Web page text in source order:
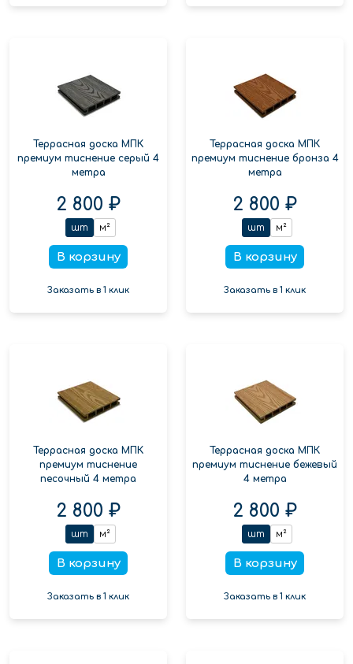
Террасная доска МПК
премиум тиснение серый 4
метра
2 800 ₽
шт м²
В корзину
Заказать в 1 клик
Террасная доска МПК
премиум тиснение бронза 4
метра
2 800 ₽
шт м²
В корзину
Заказать в 1 клик
Террасная доска МПК
премиум тиснение
песочный 4 метра
2 800 ₽
шт м²
В корзину
Заказать в 1 клик
Террасная доска МПК
премиум тиснение бежевый
4 метра
2 800 ₽
шт м²
В корзину
Заказать в 1 клик